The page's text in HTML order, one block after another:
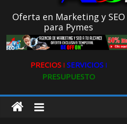
Oferta en Marketing y SEO
para Pymes
PRECIOS ǀ SERVICIOS ǀ
PRESUPUESTO